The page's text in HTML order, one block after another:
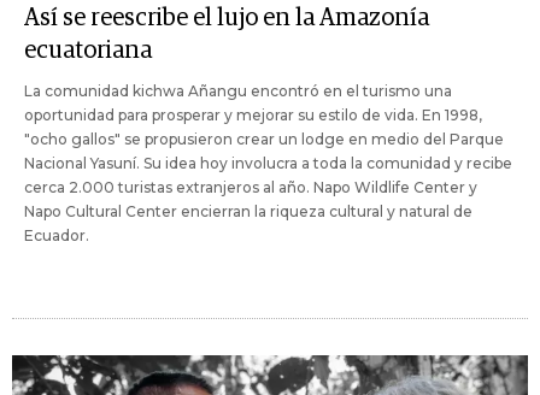
Así se reescribe el lujo en la Amazonía
ecuatoriana
La comunidad kichwa Añangu encontró en el turismo una
oportunidad para prosperar y mejorar su estilo de vida. En 1998,
"ocho gallos" se propusieron crear un lodge en medio del Parque
Nacional Yasuní. Su idea hoy involucra a toda la comunidad y recibe
cerca 2.000 turistas extranjeros al año. Napo Wildlife Center y
Napo Cultural Center encierran la riqueza cultural y natural de
Ecuador.